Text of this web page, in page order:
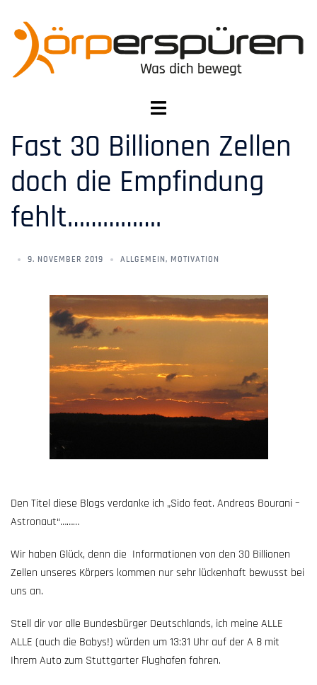
Fast 30 Billionen Zellen
doch die Empfindung
fehlt…………….
9. NOVEMBER 2019 ALLGEMEIN, MOTIVATION
Den Titel diese Blogs verdanke ich „Sido feat. Andreas Bourani –
Astronaut“………
Wir haben Glück, denn die Informationen von den 30 Billionen
Zellen unseres Körpers kommen nur sehr lückenhaft bewusst bei
uns an.
Stell dir vor alle Bundesbürger Deutschlands, ich meine ALLE
ALLE (auch die Babys!) würden um 13:31 Uhr auf der A 8 mit
Ihrem Auto zum Stuttgarter Flughafen fahren.